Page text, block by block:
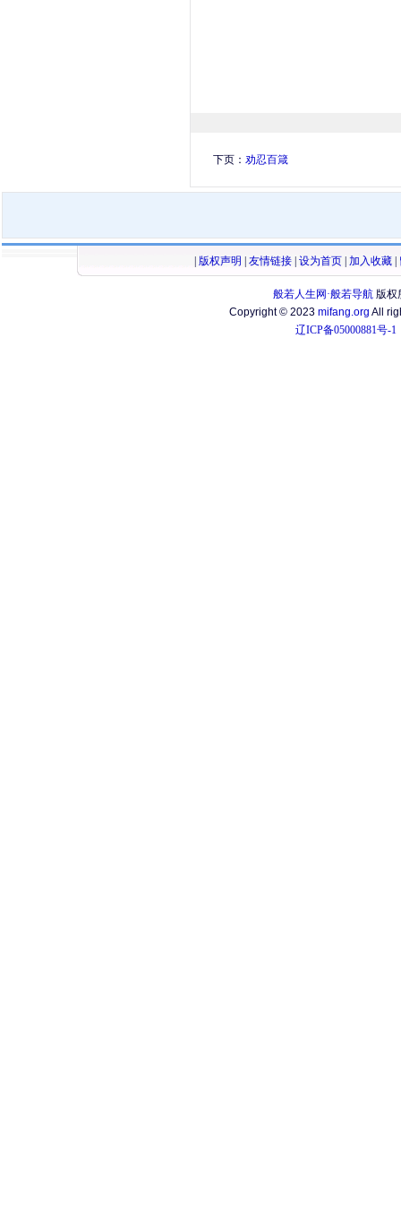
下页： 劝忍百箴
版权声明 友情链接 设为首页 加入收藏
般若人生网·般若导航版权
Copyright © 2023 mifang.org All
辽ICP备05000881号-1